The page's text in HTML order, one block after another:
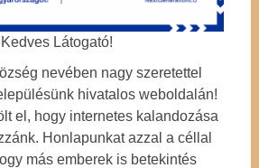
Kedves Látogató!
nevében nagy szeretettel
hivatalos weboldalán!
el, hogy internetes kalandozása
Honlapunkat azzal a céllal
más emberek is betekintés